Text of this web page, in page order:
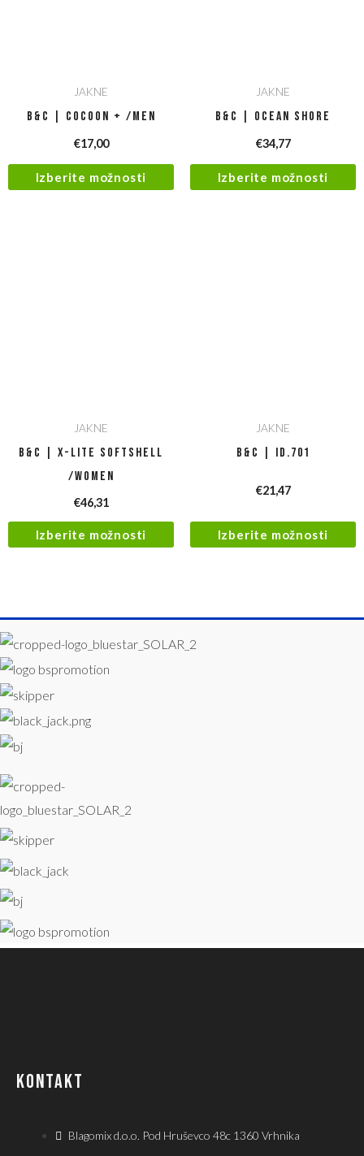
JAKNE
B&C | Cocoon + /men
€17,00
Izberite možnosti
JAKNE
B&C | Ocean Shore
€34,77
Izberite možnosti
JAKNE
B&C | X-Lite Softshell
/women
€46,31
Izberite možnosti
JAKNE
B&C | ID.701
€21,47
Izberite možnosti
KONTAKT
Blagomix d.o.o. Pod Hruševco 48c 1360 Vrhnika